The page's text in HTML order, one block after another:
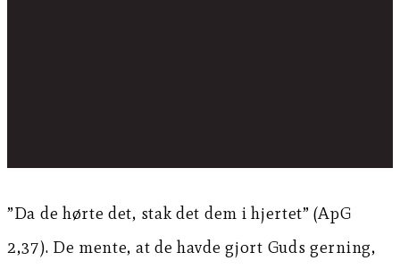
”Da de hørte det, stak det dem i hjertet” (ApG
2,37). De mente, at de havde gjort Guds gerning,